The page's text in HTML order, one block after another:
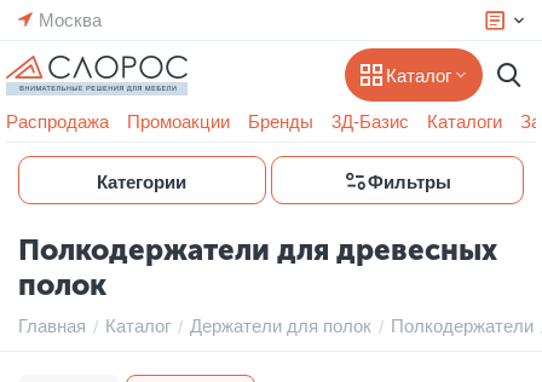
Москва
Каталог
Распродажа Промоакции Бренды 3Д-Базис Каталоги
Категории Фильтры
Полкодержатели для древесных
полок
Главная / Каталог / Держатели для полок / Полкодержатели